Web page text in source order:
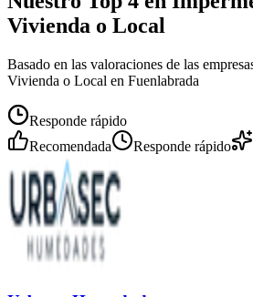
Vivienda o Local
Basado en las valoraciones de las
Vivienda o Local en Fuenlabrada
Responde rápido
Recomendada
Responde rápido